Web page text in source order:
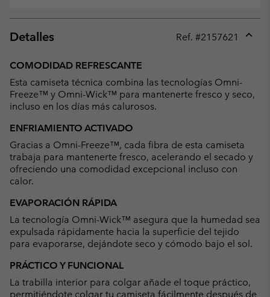
Detalles Ref. #2157621
COMODIDAD REFRESCANTE
Esta camiseta técnica combina las tecnologías Omni-
Freeze™ y Omni-Wick™ para mantenerte fresco y seco,
incluso en los días más calurosos.
ENFRIAMIENTO ACTIVADO
Gracias a Omni-Freeze™, cada fibra de esta camiseta
trabaja para mantenerte fresco, acelerando el secado y
ofreciendo una comodidad excepcional incluso con
calor.
EVAPORACIÓN RÁPIDA
La tecnología Omni-Wick™ asegura que la humedad sea
expulsada rápidamente hacia la superficie del tejido
para evaporarse, dejándote seco y cómodo bajo el sol.
PRÁCTICO Y FUNCIONAL
La trabilla interior para colgar añade el toque práctico,
permitiéndote colgar tu camiseta fácilmente después de